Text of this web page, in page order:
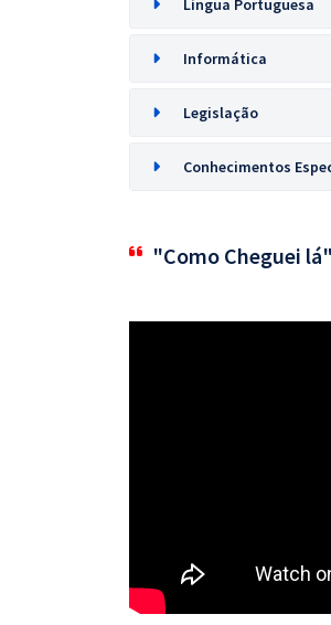
Língua Portuguesa
Informática
Legislação
Conhecimentos
"Como Cheguei